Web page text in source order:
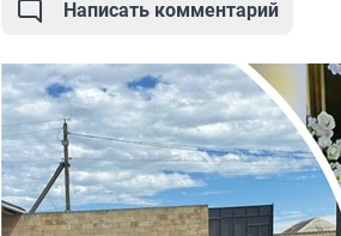
Написать комментарий